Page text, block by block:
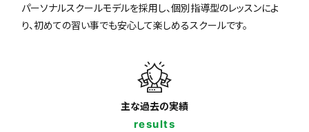
パーソナルスクールモデルを採用し、個別指導型のレッスンによ
り、初めての習い事でも安心して楽しめるスクールです。
主な過去の実績
results